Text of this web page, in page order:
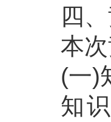
四
本
(一)
知